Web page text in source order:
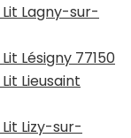
Lagny-sur-
Lésigny 77150
Lieusaint
Lizy-sur-